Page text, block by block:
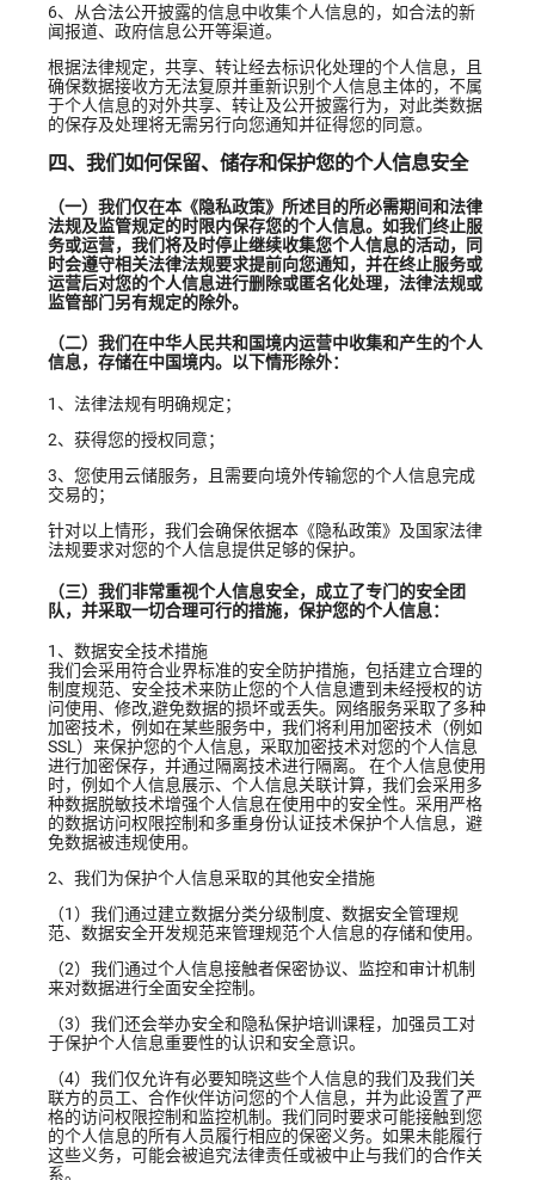
6、从合法公开披露的信息中收集个人信息的，如合法的新
闻报道、政府信息公开等渠道。
根据法律规定，共享、转让经去标识化处理的个人信息，且
确保数据接收方无法复原并重新识别个人信息主体的，不属
于个人信息的对外共享、转让及公开披露行为，对此类数据
的保存及处理将无需另行向您通知并征得您的同意。
四、我们如何保留、储存和保护您的个人信息安全
（一）我们仅在本《隐私政策》所述目的所必需期间和法律
法规及监管规定的时限内保存您的个人信息。如我们终止服
务或运营，我们将及时停止继续收集您个人信息的活动，同
时会遵守相关法律法规要求提前向您通知，并在终止服务或
运营后对您的个人信息进行删除或匿名化处理，法律法规或
监管部门另有规定的除外。
（二）我们在中华人民共和国境内运营中收集和产生的个人
信息，存储在中国境内。以下情形除外：
1、法律法规有明确规定；
2、获得您的授权同意；
3、您使用云储服务，且需要向境外传输您的个人信息完成
交易的；
针对以上情形，我们会确保依据本《隐私政策》及国家法律
法规要求对您的个人信息提供足够的保护。
（三）我们非常重视个人信息安全，成立了专门的安全团
队，并采取一切合理可行的措施，保护您的个人信息：
1、数据安全技术措施
我们会采用符合业界标准的安全防护措施，包括建立合理的
制度规范、安全技术来防止您的个人信息遭到未经授权的访
问使用、修改,避免数据的损坏或丢失。网络服务采取了多种
加密技术，例如在某些服务中，我们将利用加密技术（例如
SSL）来保护您的个人信息，采取加密技术对您的个人信息
进行加密保存，并通过隔离技术进行隔离。 在个人信息使用
时，例如个人信息展示、个人信息关联计算，我们会采用多
种数据脱敏技术增强个人信息在使用中的安全性。采用严格
的数据访问权限控制和多重身份认证技术保护个人信息，避
免数据被违规使用。
2、我们为保护个人信息采取的其他安全措施
（1）我们通过建立数据分类分级制度、数据安全管理规
范、数据安全开发规范来管理规范个人信息的存储和使用。
（2）我们通过个人信息接触者保密协议、监控和审计机制
来对数据进行全面安全控制。
（3）我们还会举办安全和隐私保护培训课程，加强员工对
于保护个人信息重要性的认识和安全意识。
（4）我们仅允许有必要知晓这些个人信息的我们及我们关
联方的员工、合作伙伴访问您的个人信息，并为此设置了严
格的访问权限控制和监控机制。我们同时要求可能接触到您
的个人信息的所有人员履行相应的保密义务。如果未能履行
这些义务，可能会被追究法律责任或被中止与我们的合作关
系。